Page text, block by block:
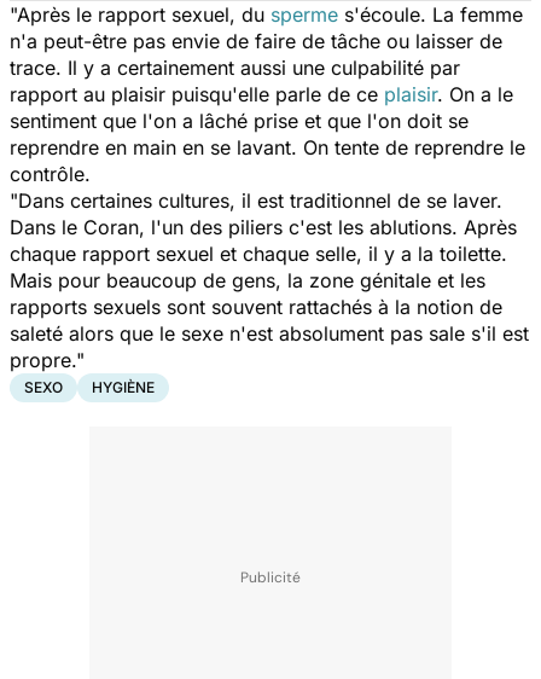
"Après le rapport sexuel, du sperme s'écoule. La femme
n'a peut-être pas envie de faire de tâche ou laisser de
trace. Il y a certainement aussi une culpabilité par
rapport au plaisir puisqu'elle parle de ce plaisir. On a le
sentiment que l'on a lâché prise et que l'on doit se
reprendre en main en se lavant. On tente de reprendre le
contrôle.
"Dans certaines cultures, il est traditionnel de se laver.
Dans le Coran, l'un des piliers c'est les ablutions. Après
chaque rapport sexuel et chaque selle, il y a la toilette.
Mais pour beaucoup de gens, la zone génitale et les
rapports sexuels sont souvent rattachés à la notion de
saleté alors que le sexe n'est absolument pas sale s'il est
propre."
SEXO HYGIÈNE